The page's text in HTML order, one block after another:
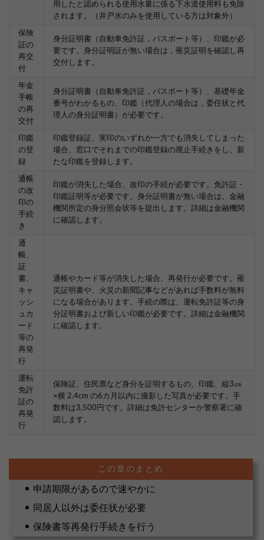
用したと認められる使用水量に係る下水道使用料も免除
されます。（井戸水のみを使用している方は対象外）
保険
証の
再交
付
身分証明書（自動車免許証，パスポート等）、印鑑が必
要です。身分証明証が無い場合は，罹災証明を確認し再
交付します。
年金
手帳
の再
交付
身分証明書（自動車免許証，パスポート等）、基礎年金
番号がわかるもの、印鑑（代理人の場合は，委任状と代
理人の身分証明書）が必要です。
印鑑
の登
録
印鑑登録証、実印のいずれか一方でも消失してしまった
場合、窓口でそれまでの印鑑登録の廃止手続きをし、新
たな印鑑を登録します。
通帳
の改
印の
手続
き
印鑑が消失した場合、改印の手続が必要です。免許証・
印鑑証明等が必要です。身分証明書が無い場合は、金融
機関所定の身分照会状等を提出します。詳細は金融機関
に確認します。
通
帳、
証
書、
キャ
ッシ
ュカ
ード
等の
再発
行
通帳やカード等が消失した場合、再発行が必要です。罹
災証明書や、火災の新聞記事などがあれば手数料が無料
になる場合があります。手続の際は、運転免許証等の身
分証明書および新しい印鑑が必要です。詳細は金融機関
に確認します。
運転
免許
証の
再発
行
保険証、住民票など身分を証明するもの、印鑑、縦3㎝
×横 2.4cm の6カ月以内に撮影した写真が必要です。手
数料は3,500円です。詳細は免許センターか警察署に確
認します。
申請期限があるので速やかに
同居人以外は委任状が必要
保険書等再発行手続きを行う